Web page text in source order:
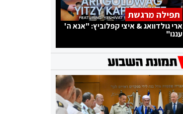
תפילה מרגשת
ארי גולדוואג & איצי קפלוביץ: "אנא ה'
עננו"